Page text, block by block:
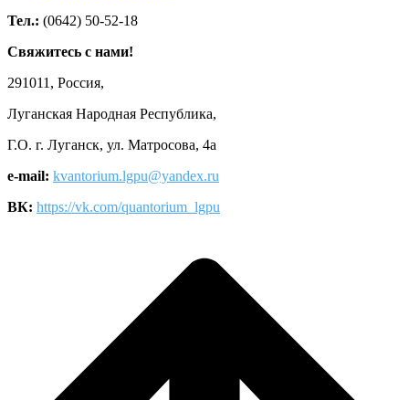
Тел.: (0642) 50-52-18
Свяжитесь с нами!
291011, Россия,
Луганская Народная Республика,
Г.О. г. Луганск, ул. Матросова, 4а
e-mail: kvantorium.lgpu@yandex.ru
ВК: https://vk.com/quantorium_lgpu